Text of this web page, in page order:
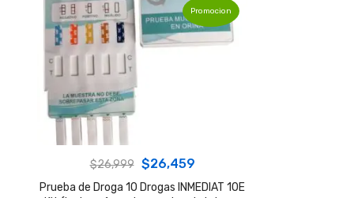
Promocion
$26,999 Original
price
$26,459Current
price
Prueba de Droga 10 Drogas INMEDIAT 10E